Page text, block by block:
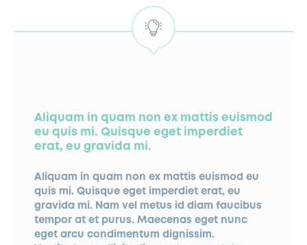
breve. Beans java in and irish iced sugar extraction.
mocha skinny. Foam, lungo affogato galão so,
Aliquam in quam non ex mattis euismod
eu quis mi. Quisque eget imperdiet
erat, eu gravida mi.
Aliquam in quam non ex mattis euismod eu
quis mi. Quisque eget imperdiet erat, eu
gravida mi. Nam vel metus id diam faucibus
tempor at et purus. Maecenas eget nunc
eget arcu condimentum dignissim.